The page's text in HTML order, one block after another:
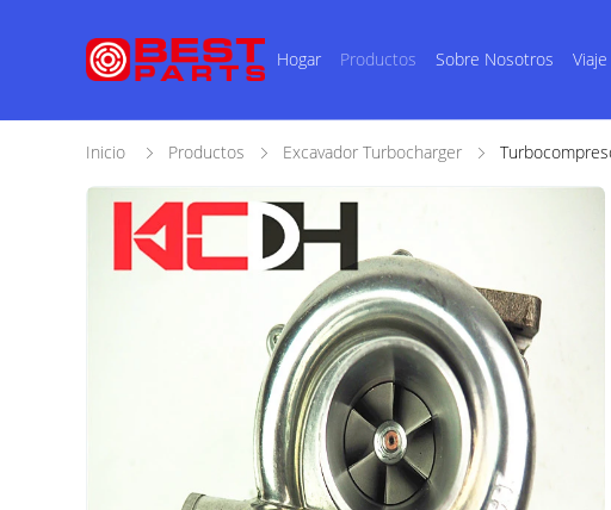
Hogar Productos Sobre Nosotros
Inicio Productos Excavador Turbocharger